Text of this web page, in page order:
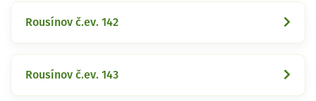
Rousínov č.ev. 142
Rousínov č.ev. 143